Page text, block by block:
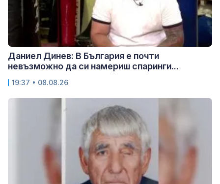
Даниел Динев: В България е почти
невъзможно да си намериш спаринги...
19:37 • 08.08.26